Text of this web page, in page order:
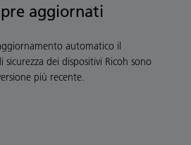
aggiornati
automatico il
dei dispositivi Ricoh sono
più recente.